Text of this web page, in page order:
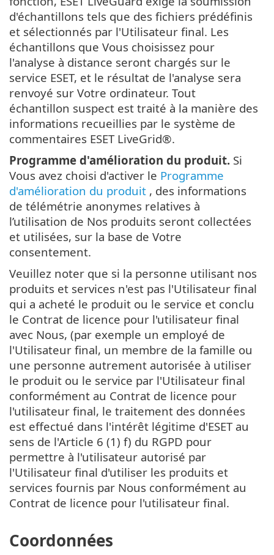
d'échantillons tels que des fichiers prédéfinis
et sélectionnés par l'Utilisateur final. Les
échantillons que Vous choisissez pour
l'analyse à distance seront chargés sur le
service ESET, et le résultat de l'analyse sera
renvoyé sur Votre ordinateur. Tout
échantillon suspect est traité à la manière des
informations recueillies par le système de
commentaires ESET LiveGrid®.
Programme d'amélioration du produit. Si
Vous avez choisi d'activer le Programme
d'amélioration du produit , des informations
de télémétrie anonymes relatives à
l’utilisation de Nos produits seront collectées
et utilisées, sur la base de Votre
consentement.
Veuillez noter que si la personne utilisant nos
produits et services n'est pas l'Utilisateur final
qui a acheté le produit ou le service et conclu
le Contrat de licence pour l'utilisateur final
avec Nous, (par exemple un employé de
l'Utilisateur final, un membre de la famille ou
une personne autrement autorisée à utiliser
le produit ou le service par l'Utilisateur final
conformément au Contrat de licence pour
l'utilisateur final, le traitement des données
est effectué dans l'intérêt légitime d'ESET au
sens de l'Article 6 (1) f) du RGPD pour
permettre à l'utilisateur autorisé par
l'Utilisateur final d'utiliser les produits et
services fournis par Nous conformément au
Contrat de licence pour l'utilisateur final.
Coordonnées